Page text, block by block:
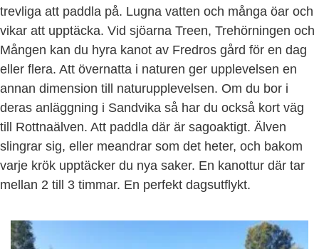
trevliga att paddla på. Lugna vatten och många öar och
vikar att upptäcka. Vid sjöarna Treen, Trehörningen och
Mången kan du hyra kanot av Fredros gård för en dag
eller flera. Att övernatta i naturen ger upplevelsen en
annan dimension till naturupplevelsen. Om du bor i
deras anläggning i Sandvika så har du också kort väg
till Rottnaälven. Att paddla där är sagoaktigt. Älven
slingrar sig, eller meandrar som det heter, och bakom
varje krök upptäcker du nya saker. En kanottur där tar
mellan 2 till 3 timmar. En perfekt dagsutflykt.